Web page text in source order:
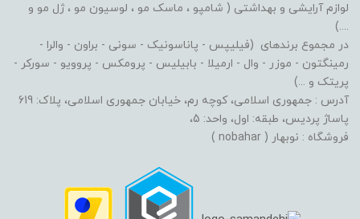
لوازم آرایشی و بهداشتی ( شامپو ، ماسک مو ، لوسیون مو ، ژل مو و
....)
در مجموع برندهای (فیلیپس - پاناسونیک - سونی - براون - والرا -
رمینگتون - موزر - وال - ارمیلا - بابیلیس - پرومکس - پروویو - سورکر -
پریتک و ...)
آدرس : جمهوری اسلامی، کوچه رم، خیابان جمهوری اسلامی، پلاک: 619
پاساژ پردیس، طبقه: اول، واحد: 5،
فروشگاه : نوبهار ( nobahar )